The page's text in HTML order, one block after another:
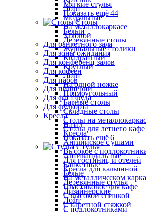
Мягкие стулья
Показать ещё 44
Столы
Белый
Деревянные столы
Журнальные столики
Квадратный
Круглый
Лофт
На одной ножке
Прямоугольный
Барные столы
Складные столы
Столы на
Столы для летнего кафе
Показать ещё 6
Стулья
Антивандальные
Банкетные
Белые
Деревянные стулья
Дизайнерские
Лофт
С подлокотниками
Лофт
Модульные
На металлокаркасе
Угловой
Для банкетного зала
Для зоны ожидания
Для конференц залов
Для кофеен
Для пабов
Для пиццерии
Для фаст фуда
Для фудкорта
Кресла
Назад
Кресла
Английское с ушами
Высокое с
Для гостиниц и отелей
Кресла для кальянной
На металлическом
Пластиковое для кафе
С высокой спинкой
С каретной стяжкой